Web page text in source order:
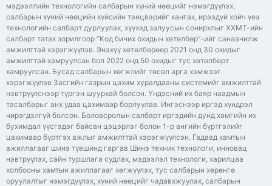
мэдээллийн технологийн салбарын хүний нөөцийг нэмэгдүүлэх,
салбарын хүний нөөцийн хүйсийн тэнцвэрийг хангах, ирээдүй хойч үеэ
технологийн салбарт дурлуулах, хүүхэд залуусын сонирхлыг ХХМТ-ийн
салбарт татах зорилгоор “Код бичих охидын хөтөлбөр”-ийг санаачилж
амжилттай хэрэгжүүлэв. Энэхүү хөтөлбөрөөр 2021 онд 30 охидыг
амжилттай хамруулсан бол 2022 онд 50 охидыг тус хөтөлбөрт
хамруулсан. Бусад салбарын хөгжлийг төсөл арга хэмжээг
хэрэгжүүлэв Засгийн газрын цахим хуралдааны системийг амжилттай
нэвтрүүлснээр түргэн шуурхай болсон. Үндэсний их баяр наадмын
тасалбарыг анх удаа цахимаар борлуулав. Ингэснээр иргэд хүндрэл
чирэгдэлгүй болсон. Боловсролын салбарт иргэдийн дунд хамгийн их
бухимдал үүсгэдэг байсан цэцэрлэг болон 1-р ангийн бүртгэлийг
цахимаар бүртгэх ажлыг амжилттай хэрэгжүүлсэн. Гадаад хамтын
ажиллагааг шинэ түвшинд гаргав Шинэ техник технологи, инновац
нэвтрүүлэх, сайн туршлага судлах, мэдээлэл технологи, харилцаа
холбооны хамтын ажиллагааг хөгжүүлэх, тус салбарын хөрөнгө
оруулалтыг нэмэгдүүлэх, хүний нөөцийг чадавхжуулах, салбарын